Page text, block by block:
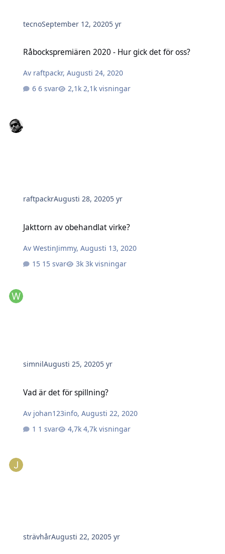
tecnoSeptember 12, 20205 yr
Råbockspremiären 2020 - Hur gick det för oss?
Av raftpackr,Augusti 24, 2020
6 svar
2,1k visningar
raftpackrAugusti 28, 20205 yr
Jakttorn av obehandlat virke?
AvWestinJimmy,Augusti 13, 2020
15 svar
3k visningar
simnilAugusti 25, 20205 yr
Vad är det för spillning?
Av johan123info,Augusti 22, 2020
1 svar
4,7k visningar
strävhårAugusti 22, 20205 yr